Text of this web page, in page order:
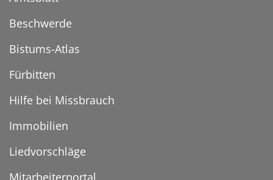
Beschwerde
Bistums-Atlas
Fürbitten
Hilfe bei Missbrauch
Immobilien
Liedvorschläge
Mitarbeiterportal